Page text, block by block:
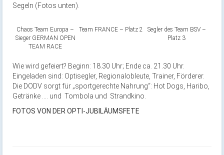
Segeln (Fotos unten).
Chaos Team Europa –
Sieger GERMAN OPEN
TEAM RACE
Team FRANCE – Platz 2
Segler des Team BSV –
Platz 3
Wie wird gefeiert? Beginn: 18.30 Uhr; Ende ca. 21.30 Uhr.
Eingeladen sind: Optisegler, Regionalobleute, Trainer, Förderer.
Die DODV sorgt für „sportgerechte Nahrung“: Hot Dogs, Haribo,
Getränke …. und Tombola und Strandkino.
FOTOS VON DER OPTI-JUBILÄUMSFETE